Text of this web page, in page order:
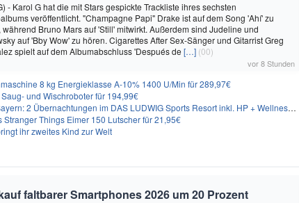
- Karol G hat die mit Stars gespickte Trackliste ihres sechsten
veröffentlicht. "Champagne Papi" Drake ist auf dem Song 'Ahí' zu
während Bruno Mars auf 'Still' mitwirkt. Außerdem sind Judeline und
auf 'Bby Wow' zu hören. Cigarettes After Sex-Sänger und Gitarrist Greg
spielt auf dem Albumabschluss 'Después de […] (00)
vor 8 Stunden
8 kg Energieklasse A-10% 1400 U/Min für 289,97€
und Wischroboter für 194,99€
2 Übernachtungen im DAS LUDWIG Sports Resort inkl. HP + Wellness ab 174€ p.P.
Stranger Things Eimer 150 Lutscher für 21,95€
ihr zweites Kind zur Welt
faltbarer Smartphones 2026 um 20 Prozent